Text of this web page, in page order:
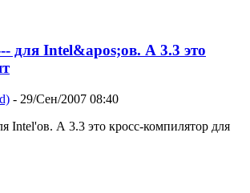
для Intel&apos;ов. А 3.3 это
- 29/Сен/2007 08:40
Intel'ов. А 3.3 это кросс-компилятор для